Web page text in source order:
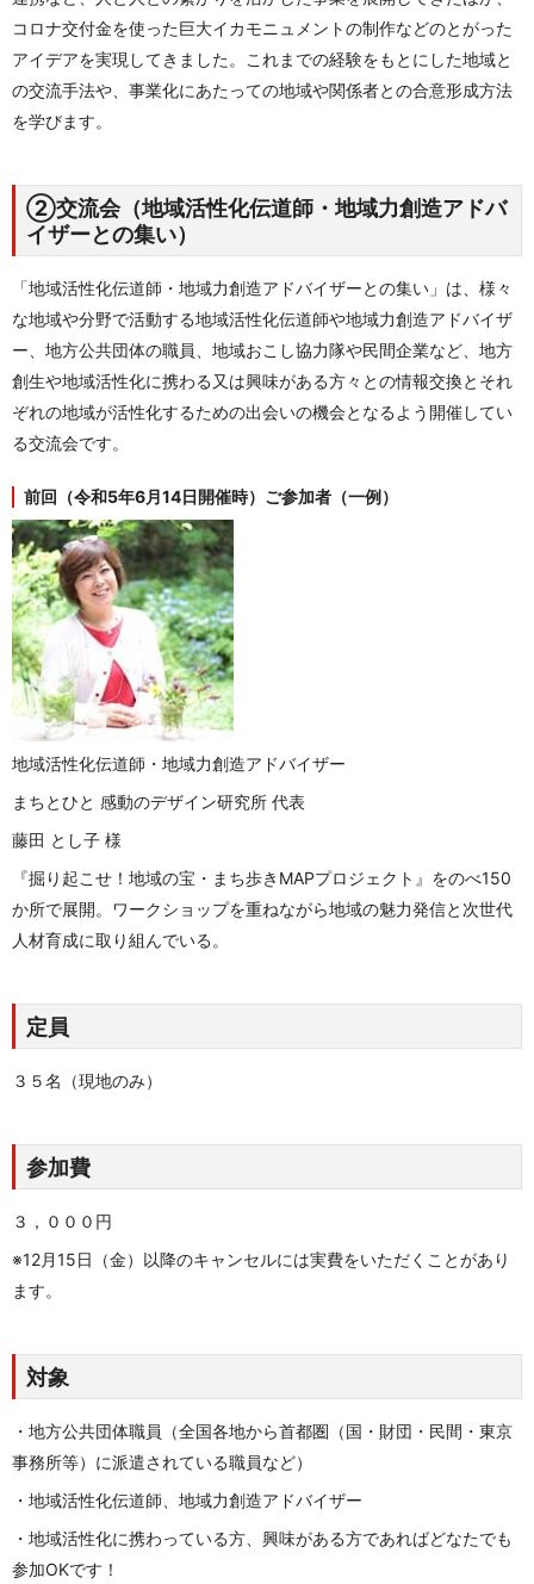
コロナ交付金を使った巨大イカモニュメントの制作などのとがった
アイデアを実現してきました。これまでの経験をもとにした地域と
の交流手法や、事業化にあたっての地域や関係者との合意形成方法
を学びます。
②交流会（地域活性化伝道師・地域力創造アドバ
イザーとの集い）
「地域活性化伝道師・地域力創造アドバイザーとの集い」は、様々
な地域や分野で活動する地域活性化伝道師や地域力創造アドバイザ
ー、地方公共団体の職員、地域おこし協力隊や民間企業など、地方
創生や地域活性化に携わる又は興味がある方々との情報交換とそれ
ぞれの地域が活性化するための出会いの機会となるよう開催してい
る交流会です。
前回（令和5年6月14日開催時）ご参加者（一例）
地域活性化伝道師・地域力創造アドバイザー
まちとひと 感動のデザイン研究所 代表
藤田 とし子 様
『掘り起こせ！地域の宝・まち歩きMAPプロジェクト』をのべ150
か所で展開。ワークショップを重ねながら地域の魅力発信と次世代
人材育成に取り組んでいる。
定員
３５名（現地のみ）
参加費
３，０００円
※12月15日（金）以降のキャンセルには実費をいただくことがあり
ます。
対象
・地方公共団体職員（全国各地から首都圏（国・財団・民間・東京
事務所等）に派遣されている職員など）
・地域活性化伝道師、地域力創造アドバイザー
・地域活性化に携わっている方、興味がある方であればどなたでも
参加OKです！